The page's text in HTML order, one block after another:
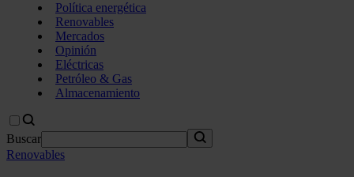
Política energética
Renovables
Mercados
Opinión
Eléctricas
Petróleo & Gas
Almacenamiento
Buscar
Renovables